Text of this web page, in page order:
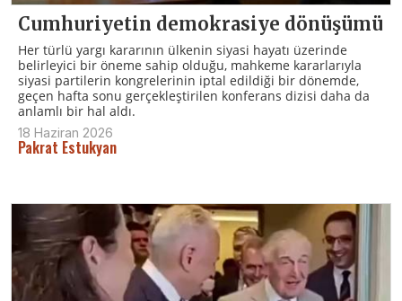
Cumhuriyetin demokrasiye dönüşümü
Her türlü yargı kararının ülkenin siyasi hayatı üzerinde
belirleyici bir öneme sahip olduğu, mahkeme kararlarıyla
siyasi partilerin kongrelerinin iptal edildiği bir dönemde,
geçen hafta sonu gerçekleştirilen konferans dizisi daha da
anlamlı bir hal aldı.
18 Haziran 2026
Pakrat Estukyan